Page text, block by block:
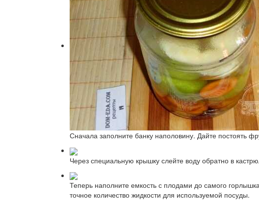
Сначала заполните банку наполовину. Дайте постоять
Через специальную крышку слейте воду обратно в
Теперь наполните емкость с плодами до самого
точное количество жидкости для используемой посуды.